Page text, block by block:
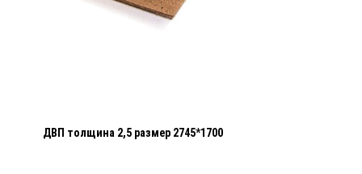
ДВП толщина 2,5 размер 2745*1700